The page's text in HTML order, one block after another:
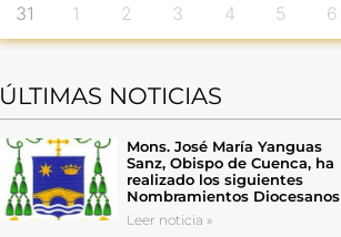
31 1 2 3 4 5 6
ÚLTIMAS NOTICIAS
Mons. José María Yanguas
Sanz, Obispo de Cuenca, ha
realizado los siguientes
Nombramientos Diocesanos
Leer noticia »